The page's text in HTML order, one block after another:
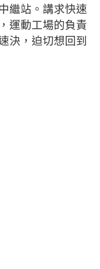
繼站。講求快速
運動工場的負責
決，迫切想回到